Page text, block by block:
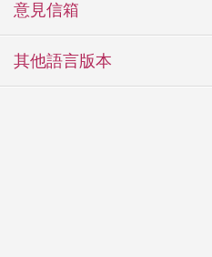
意見信箱
其他語言版本